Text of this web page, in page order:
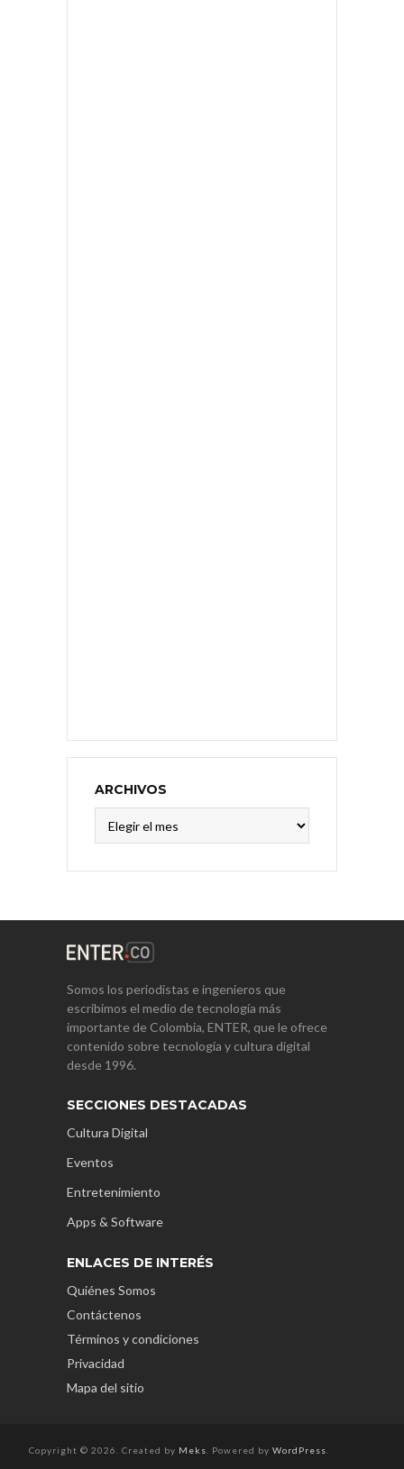
ARCHIVOS
Somos los periodistas e ingenieros que
escribimos el medio de tecnología más
importante de Colombia, ENTER, que le ofrece
contenido sobre tecnología y cultura digital
desde 1996.
SECCIONES DESTACADAS
Cultura Digital
Eventos
Entretenimiento
Apps & Software
ENLACES DE INTERÉS
Quiénes Somos
Contáctenos
Términos y condiciones
Privacidad
Mapa del sitio
Copyright © 2026. Created by Meks . Powered by WordPress